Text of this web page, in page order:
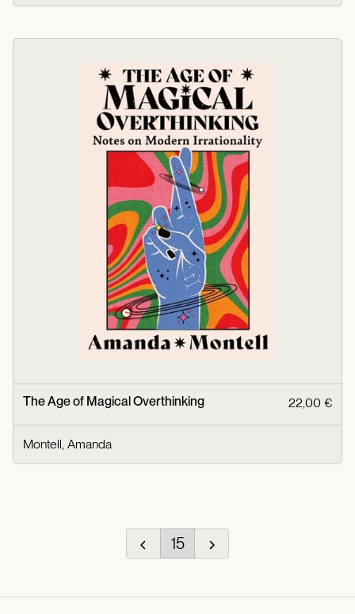
The Age of Magical Overthinking 22,00 €
Montell, Amanda
15